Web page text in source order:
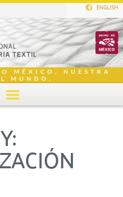
ENGLISH
MÉXICO, NUESTRA
MUNDO.